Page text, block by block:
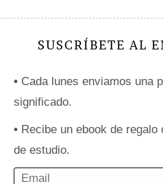
SUSCRÍBETE AL
• Cada lunes enviamos una
significado.
• Recibe un ebook de
de estudio.